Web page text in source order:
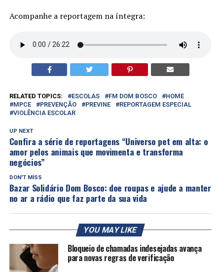
Acompanhe a reportagem na íntegra:
RELATED TOPICS: ESCOLAS FM DOM BOSCO
HOME
MPCE
PREVENÇÃO PREVINE
REPORTAGEM ESPECIAL
VIOLÊNCIA ESCOLAR
UP NEXT
Confira a série de reportagens “Universo pet em alta: o
amor pelos animais que movimenta e transforma
negócios”
DON'T MISS
Bazar Solidário Dom Bosco: doe roupas e ajude a manter
no ar a rádio que faz parte da sua vida
YOU MAY LIKE
Bloqueio de chamadas indesejadas avança
para novas regras de verificação